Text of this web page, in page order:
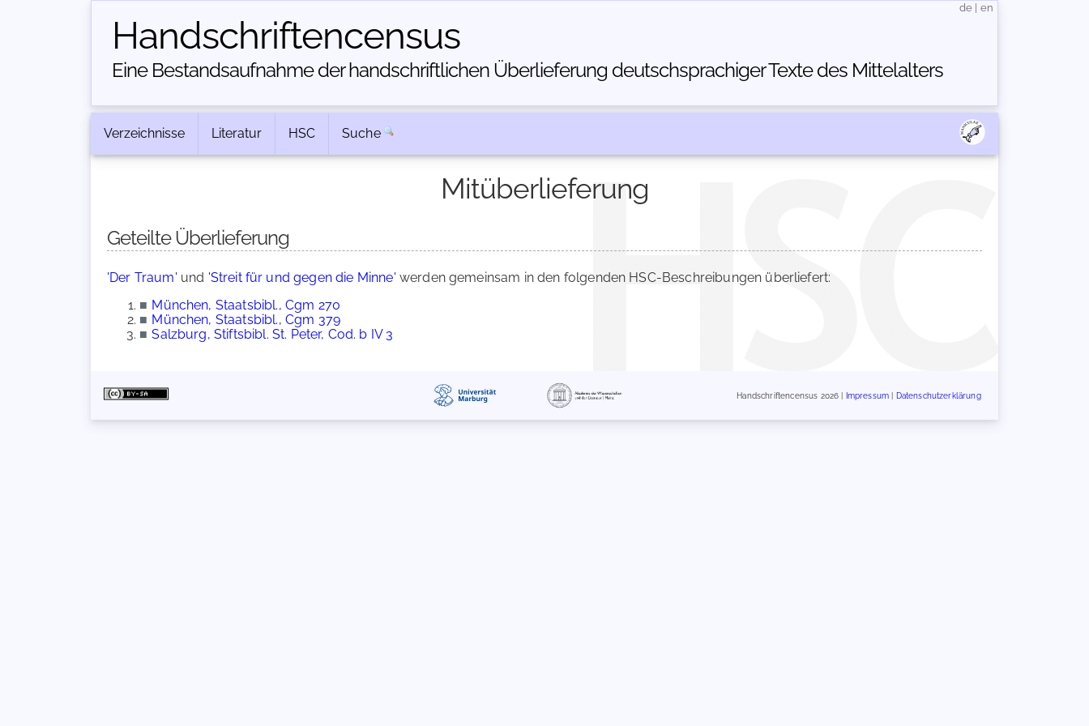
Handschriften­census
Eine Bestandsaufnahme der handschriftlichen Über­lieferung deutschsprachiger Texte des Mittelalters
de en
Verzeichnisse Literatur HSC Suche
Mitüberlieferung
Geteilte Überlieferung
'Der Traum' und 'Streit für und gegen die Minne' werden gemeinsam in den folgenden HSC-Beschreibungen überliefert:
■ München, Staatsbibl., Cgm 270
■ München, Staatsbibl., Cgm 379
■ Salzburg, Stiftsbibl. St. Peter, Cod. b IV 3
Handschriftencensus 2026 | Impressum Datenschutzerklärung